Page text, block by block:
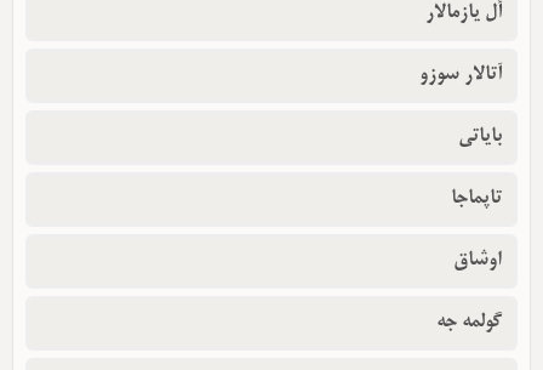
أل یازمالار
آتالار سوزو
بایاتی
تاپماجا
اوشاق
گولمه جه